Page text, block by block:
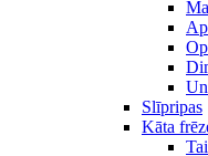
Slīpripas
Kāta